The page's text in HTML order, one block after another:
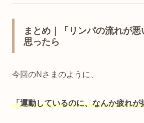
まとめ｜「リンパの流れが悪
思ったら
今回のNさまのように、
「運動しているのに、なんか疲れが